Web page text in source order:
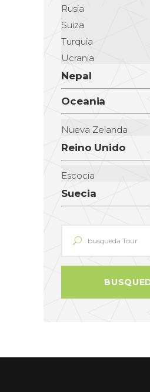
Rusia
Suiza
Turquia
Ucrania
Nepal
Oceania
Nueva Zelanda
Reino Unido
Escocia
Suecia